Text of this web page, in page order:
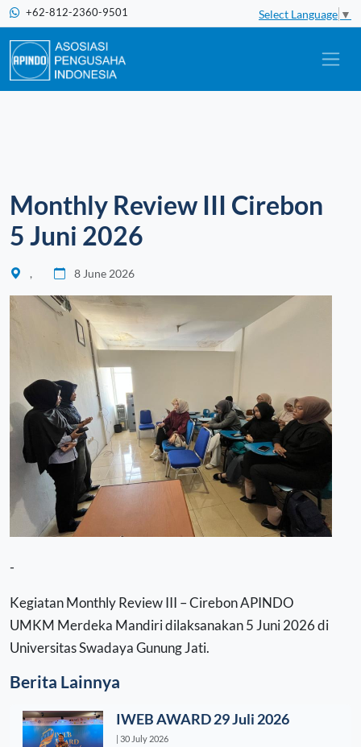
+62-812-2360-9501 Select Language ▼
Monthly Review III Cirebon
5 Juni 2026
, 8 June 2026
-
Kegiatan Monthly Review III – Cirebon APINDO
UMKM Merdeka Mandiri dilaksanakan 5 Juni 2026 di
Universitas Swadaya Gunung Jati.
Berita Lainnya
IWEB AWARD 29 Juli 2026
| 30 July 2026